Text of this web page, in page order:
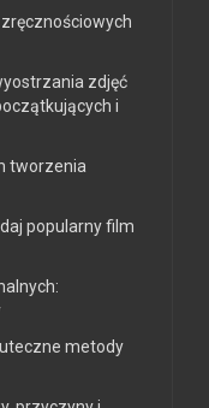
zdjęć
i
tworzenia
popularny film
metody